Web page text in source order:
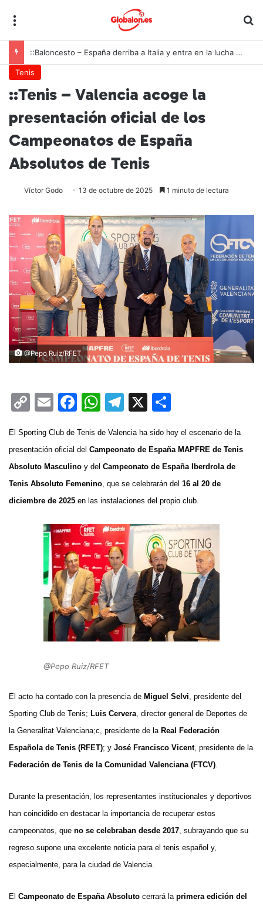
::Baloncesto – España derriba a Italia y entra en la lucha por las medallas con una autoridad imponente
Tenis
::Tenis – Valencia acoge la
presentación oficial de los
Campeonatos de España
Absolutos de Tenis
Víctor Godo 13 de octubre de 2025 1 minuto de lectura
@Pepo Ruiz/RFET
C
p
y
Li
n
E
ai
l
F
c
e
b
o
k
W
at
s
A
p
T
e
gr
a
m
X
m
p
ar
tir
El Sporting Club de Tenis de Valencia ha sido hoy el escenario de la
presentación oficial del Campeonato de España MAPFRE de Tenis
Absoluto Masculino y del Campeonato de España Iberdrola de
Tenis Absoluto Femenino, que se celebrarán del 16 al 20 de
diciembre de 2025 en las instalaciones del propio club.
@Pepo Ruiz/RFET
El acto ha contado con la presencia de Miguel Selvi , presidente del
Sporting Club de Tenis; Luis Cervera , director general de Deportes de
la Generalitat Valenciana;c , presidente de la Real Federación
Española de Tenis (RFET); y José Francisco Vicent , presidente de la
Federación de Tenis de la Comunidad Valenciana (FTCV)
Durante la presentación, los representantes institucionales y deportivos
han coincidido en destacar la importancia de recuperar estos
campeonatos, que no se celebraban desde 2017 , subrayando que su
regreso supone una excelente noticia para el tenis español y,
especialmente, para la ciudad de Valencia.
El Campeonato de España Absoluto cerrará la primera edición del